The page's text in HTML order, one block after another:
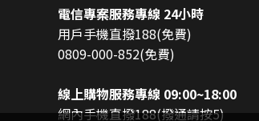
電信專案服務專線 24小時
用戶手機直撥188(免費)
0809-000-852(免費)
線上購物服務專線 09:00~18:00
網內手機直撥188(撥通請按5)